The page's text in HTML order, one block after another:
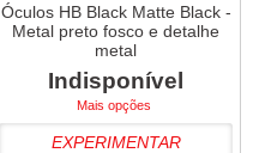
Óculos HB Black Matte Black -
Metal preto fosco e detalhe
metal
Indisponível
Mais opções
EXPERIMENTAR